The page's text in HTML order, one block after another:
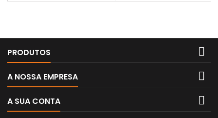
PRODUTOS 
A NOSSA EMPRESA 
A SUA CONTA 